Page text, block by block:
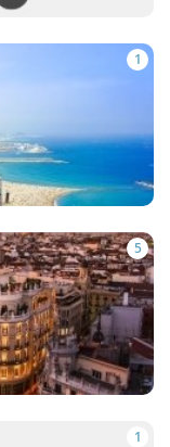
1
5
1